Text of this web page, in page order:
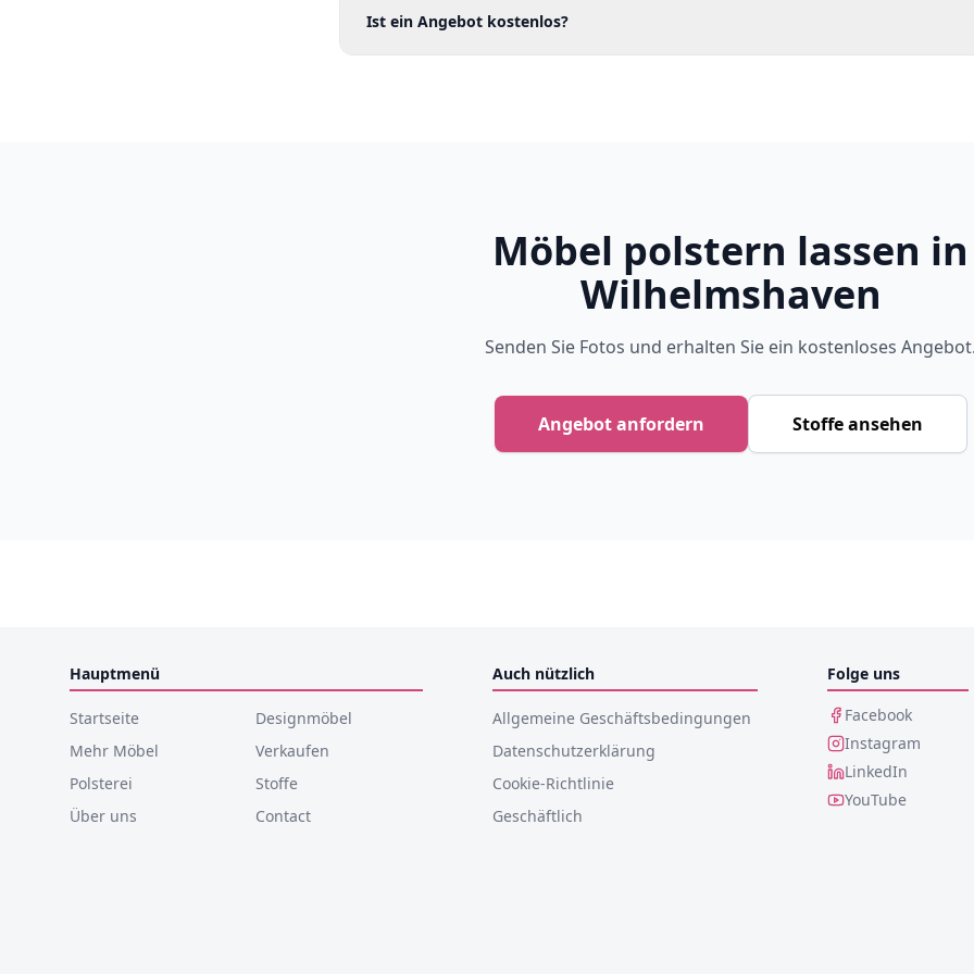
Ist ein Angebot kostenlos?
Möbel polstern lassen in
Wilhelmshaven
Senden Sie Fotos und erhalten Sie ein kostenloses
Angebot anfordern Stoffe ansehen
Hauptmenü
Startseite
Designmöbel
Mehr Möbel
Verkaufen
Polsterei
Stoffe
Über uns
Contact
Auch nützlich
Allgemeine Geschäftsbedingungen
Datenschutzerklärung
Cookie-Richtlinie
Geschäftlich
Folge uns
Facebook
Instagram
LinkedIn
YouTube